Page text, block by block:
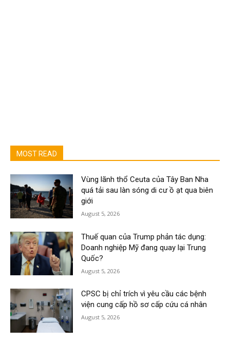
MOST READ
Vùng lãnh thổ Ceuta của Tây Ban Nha
quá tải sau làn sóng di cư ồ ạt qua biên
giới
August 5, 2026
Thuế quan của Trump phản tác dụng:
Doanh nghiệp Mỹ đang quay lại Trung
Quốc?
August 5, 2026
CPSC bị chỉ trích vì yêu cầu các bệnh
viện cung cấp hồ sơ cấp cứu cá nhân
August 5, 2026